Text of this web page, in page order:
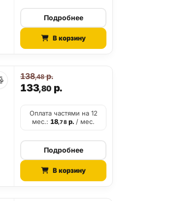
Подробнее
В корзину
133,80р.
138,48р.
Оплата частями на 12
мес.: 18,78р./ мес.
Подробнее
В корзину